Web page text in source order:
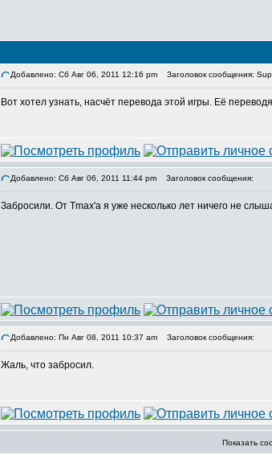
Добавлено: Сб Авг 06, 2011 12:16 pm Заголовок сообщения:
Вот хотел узнать, насчёт перевода этой игры. Её
Добавлено: Сб Авг 06, 2011 11:44 pm Заголовок сообщения:
Забросили. От Tmax'а я уже несколько лет ничего не
Добавлено: Пн Авг 08, 2011 10:37 am Заголовок сообщения:
Жаль, что забросил.
Показать